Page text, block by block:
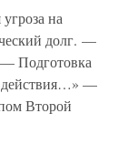
на
долг. —
Подготовка
действия…» —
Второй